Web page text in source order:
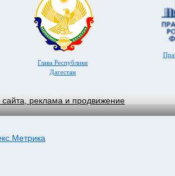
Глава Республики
Дагестан